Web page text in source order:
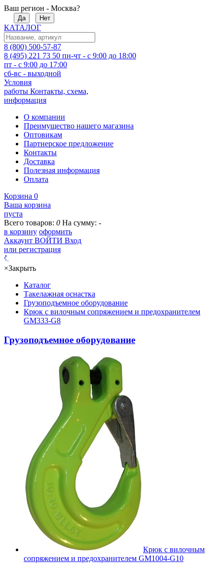
Ваш регион - Москва?
Да Нет
КАТАЛОГ
8 (800) 500-57-87
8 (495) 221 73 50 пн-чт - с 9:00 до 18:00
пт - с 9:00 до 17:00
сб-вс - выходной
Условия
работы Контакты, схема,
информация
О компании
Преимущество нашего магазина
Оптовикам
Партнерское предложение
Контакты
Доставка
Полезная информация
Оплата
Корзина 0
Ваша корзина
пуста
Всего товаров: 0 На сумму: -
в корзину оформить
Аккаунт ВОЙТИ Вход
или регистрация
×Закрыть
Каталог
Такелажная оснастка
Грузоподъемное оборудование
Крюк с вилочным сопряжением и предохранителем
GM333-G8
Грузоподъемное оборудование
Крюк с вилочным
сопряжением и предохранителем GM1004-G10